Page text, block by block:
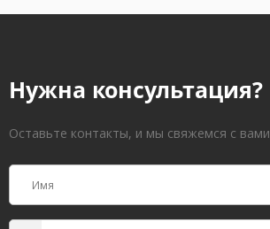
Нужна консультация?
Оставьте контакты, и мы свяжемся с вами